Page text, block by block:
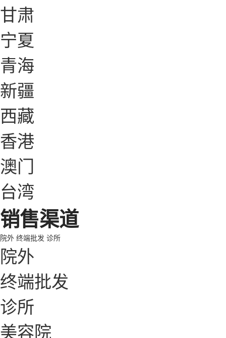
甘肃
宁夏
青海
新疆
西藏
香港
澳门
台湾
销售渠道
院外 终端批发 诊所
院外
终端批发
诊所
美容院